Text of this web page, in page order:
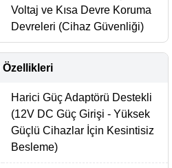
Voltaj ve Kısa Devre Koruma
Devreleri (Cihaz Güvenliği)
Özellikleri
Harici Güç Adaptörü Destekli
(12V DC Güç Girişi - Yüksek
Güçlü Cihazlar İçin Kesintisiz
Besleme)